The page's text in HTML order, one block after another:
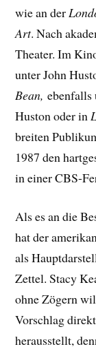
wie an der
Art. Nach
Theater. Im
unter John
Bean,ebenfalls
Huston oder in
breiten
1987 den
in einer CBS-
Als es an die
hat der
als
Zettel. Stacy
ohne Zögern
Vorschlag
herausstellt,